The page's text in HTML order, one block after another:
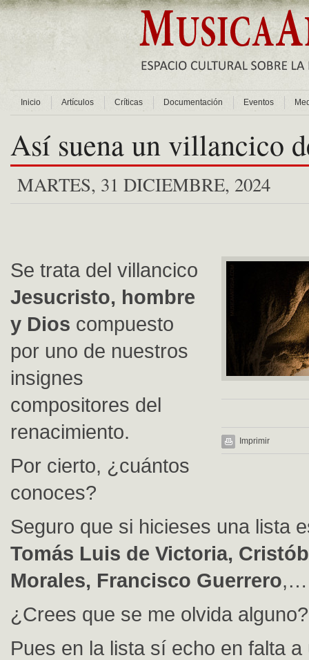
Inicio Artículos Críticas Documentación Eventos
Así suena un villancico
MARTES, 31 DICIEMBRE, 2024
Imprimir
Se trata del villancico
Jesucristo, hombre
y Dios compuesto
por uno de nuestros
insignes
compositores del
renacimiento.
Por cierto, ¿cuántos
conoces?
Seguro que si hicieses una lista
Tomás Luis de Victoria,
Morales, Francisco Guerrero,…
¿Crees que se me olvida alguno?
Pues en la lista sí echo en falta